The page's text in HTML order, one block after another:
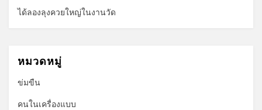
ได้ลองลุงควยใหญ่ในงานวัด
หมวดหมู่
ข่มขืน
คนในเครื่องแบบ